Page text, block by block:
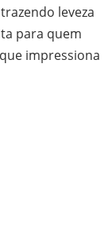
leveza
para quem
impressiona